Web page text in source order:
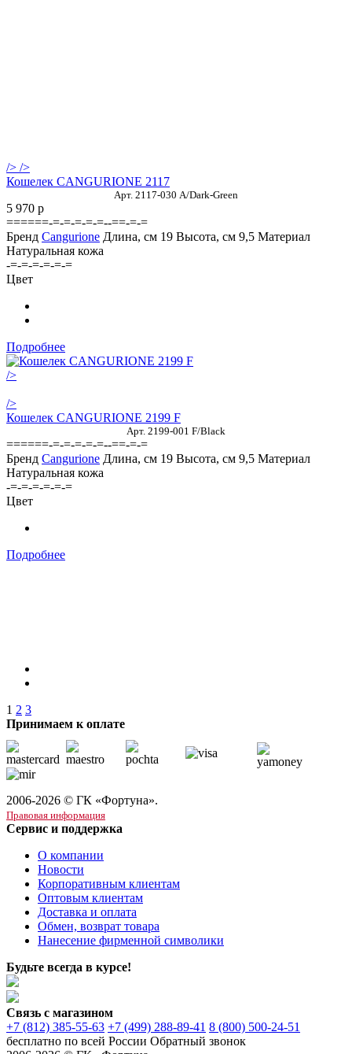
/> />
Кошелек CANGURIONE 2117
Арт. 2117-030 A/Dark-Green
5 970 p
======-=-=-=-=-=--==-=-=
Бренд Cangurione Длина, см 19 Высота, см 9,5 Материал
Натуральная кожа
-=-=-=-=-=-=
Цвет
Подробнее
/>
/>
Кошелек CANGURIONE 2199 F
Арт. 2199-001 F/Black
======-=-=-=-=-=--==-=-=
Бренд Cangurione Длина, см 19 Высота, см 9,5 Материал
Натуральная кожа
-=-=-=-=-=-=
Цвет
Подробнее
1 2 3
Принимаем к оплате
2006-2026 © ГК «Фортуна».
Правовая информация
Сервис и поддержка
О компании
Новости
Корпоративным клиентам
Оптовым клиентам
Доставка и оплата
Обмен, возврат товара
Нанесение фирменной символики
Будьте всегда в курсе!
Связь с магазином
+7 (812) 385-55-63 +7 (499) 288-89-41 8 (800) 500-24-51
бесплатно по всей России Обратный звонок